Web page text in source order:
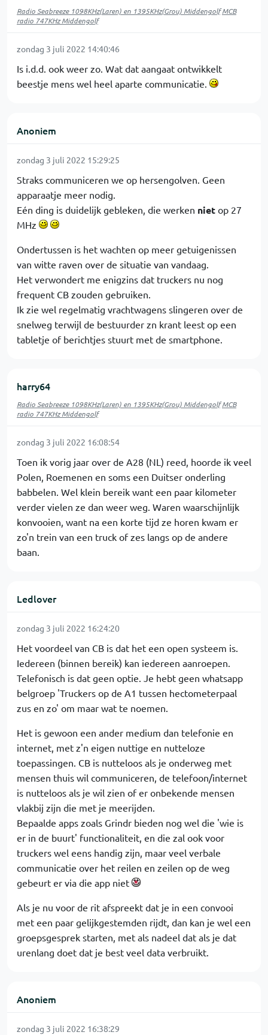
Radio Seabreeze 1098KHz(Laren) en 1395KHz(Grou) Middengolf MCB
radio 747KHz Middengolf
zondag 3 juli 2022 14:40:46
Is i.d.d. ook weer zo. Wat dat aangaat ontwikkelt
beestje mens wel heel aparte communicatie.
Anoniem
zondag 3 juli 2022 15:29:25
Straks communiceren we op hersengolven. Geen
apparaatje meer nodig.
Eén ding is duidelijk gebleken, die werken niet op 27
MHz
Ondertussen is het wachten op meer getuigenissen
van witte raven over de situatie van vandaag.
Het verwondert me enigzins dat truckers nu nog
frequent CB zouden gebruiken.
Ik zie wel regelmatig vrachtwagens slingeren over de
snelweg terwijl de bestuurder zn krant leest op een
tabletje of berichtjes stuurt met de smartphone.
harry64
Radio Seabreeze 1098KHz(Laren) en 1395KHz(Grou) Middengolf MCB
radio 747KHz Middengolf
zondag 3 juli 2022 16:08:54
Toen ik vorig jaar over de A28 (NL) reed, hoorde ik veel
Polen, Roemenen en soms een Duitser onderling
babbelen. Wel klein bereik want een paar kilometer
verder vielen ze dan weer weg. Waren waarschijnlijk
konvooien, want na een korte tijd ze horen kwam er
zo'n trein van een truck of zes langs op de andere
baan.
Ledlover
zondag 3 juli 2022 16:24:20
Het voordeel van CB is dat het een open systeem is.
Iedereen (binnen bereik) kan iedereen aanroepen.
Telefonisch is dat geen optie. Je hebt geen whatsapp
belgroep 'Truckers op de A1 tussen hectometerpaal
zus en zo' om maar wat te noemen.
Het is gewoon een ander medium dan telefonie en
internet, met z'n eigen nuttige en nutteloze
toepassingen. CB is nutteloos als je onderweg met
mensen thuis wil communiceren, de telefoon/internet
is nutteloos als je wil zien of er onbekende mensen
vlakbij zijn die met je meerijden.
Bepaalde apps zoals Grindr bieden nog wel die 'wie is
er in de buurt' functionaliteit, en die zal ook voor
truckers wel eens handig zijn, maar veel verbale
communicatie over het reilen en zeilen op de weg
gebeurt er via die app niet
Als je nu voor de rit afspreekt dat je in een convooi
met een paar gelijkgestemden rijdt, dan kan je wel een
groepsgesprek starten, met als nadeel dat als je dat
urenlang doet dat je best veel data verbruikt.
Anoniem
zondag 3 juli 2022 16:38:29